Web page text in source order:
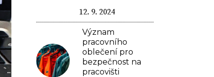
12. 9. 2024
Význam
pracovního
oblečení pro
bezpečnost na
pracovišti